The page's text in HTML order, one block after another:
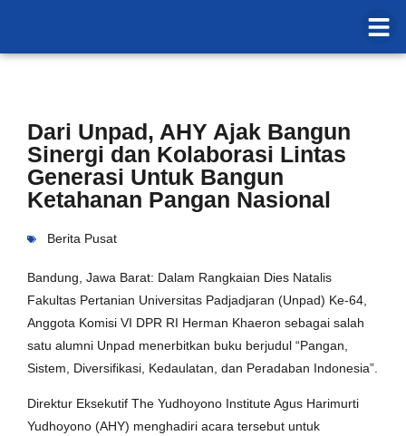
Dari Unpad, AHY Ajak Bangun
Sinergi dan Kolaborasi Lintas
Generasi Untuk Bangun
Ketahanan Pangan Nasional
Berita Pusat
Bandung, Jawa Barat: Dalam Rangkaian Dies Natalis
Fakultas Pertanian Universitas Padjadjaran (Unpad) Ke-64,
Anggota Komisi VI DPR RI Herman Khaeron sebagai salah
satu alumni Unpad menerbitkan buku berjudul “Pangan,
Sistem, Diversifikasi, Kedaulatan, dan Peradaban Indonesia”.
Direktur Eksekutif The Yudhoyono Institute Agus Harimurti
Yudhoyono (AHY) menghadiri acara tersebut untuk